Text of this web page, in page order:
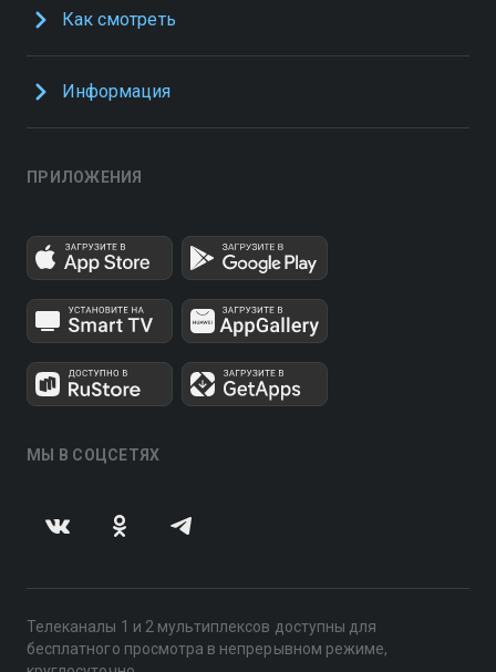
Как смотреть
Информация
ПРИЛОЖЕНИЯ
МЫ В СОЦСЕТЯХ
Телеканалы 1 и 2 мультиплексов доступны для
бесплатного просмотра в непрерывном режиме,